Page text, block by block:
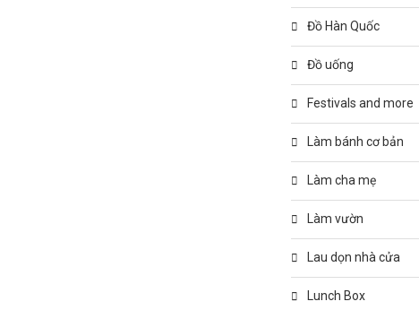
Đồ Hàn Quốc
Đồ uống
Festivals and more
Làm bánh cơ bản
Làm cha mẹ
Làm vườn
Lau dọn nhà cửa
Lunch Box